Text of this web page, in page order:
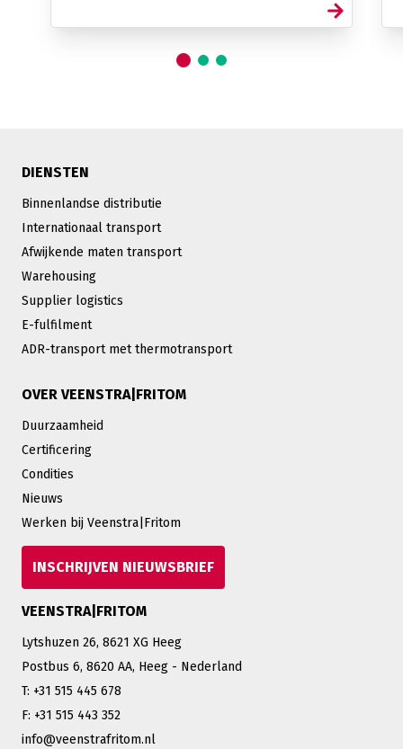
DIENSTEN
Binnenlandse distributie
Internationaal transport
Afwijkende maten transport
Warehousing
Supplier logistics
E-fulfilment
ADR-transport met thermotransport
OVER VEENSTRA|FRITOM
Duurzaamheid
Certificering
Condities
Nieuws
Werken bij Veenstra|Fritom
INSCHRIJVEN NIEUWSBRIEF
VEENSTRA|FRITOM
Lytshuzen 26, 8621 XG Heeg
Postbus 6, 8620 AA, Heeg - Nederland
T: +31 515 445 678
F: +31 515 443 352
info@veenstrafritom.nl